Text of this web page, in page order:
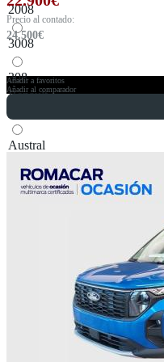
2008
3008
308
Renault
Austral
Captur
Precio al contado:
24.500€
Añadir a favoritos
Añadir al comparador